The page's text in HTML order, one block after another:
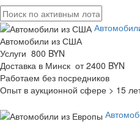
Автомобили из США
Услуги 800 BYN
Доставка в Минск от 2400 BYN
Работаем без посредников
Опыт в аукционной сфере > 15